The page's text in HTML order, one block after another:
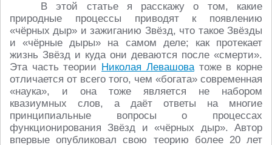
В этой статье я расскажу о том, какие
природные процессы приводят к появлению
«чёрных дыр» и зажиганию Звёзд, что такое Звёзды
и «чёрные дыры» на самом деле; как протекает
жизнь Звёзд и куда они деваются после «смерти».
Эта часть теории Николая Левашоватоже в корне
отличается от всего того, чем «богата» современная
«наука», и она тоже является не набором
квазиумных слов, а даёт ответы на многие
принципиальные вопросы о процессах
функционирования Звёзд и «чёрных дыр». Автор
впервые опубликовал свою теорию более 20 лет